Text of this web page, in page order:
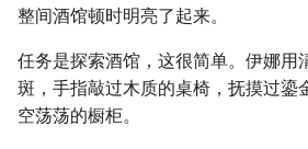
整间酒馆顿时明亮了起来。
任务是探索酒馆，这很简单。伊娜用
斑，手指敲过木质的桌椅，抚摸过鎏
空荡荡的橱柜。